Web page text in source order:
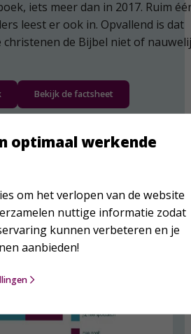
iets meer dan in 2017. Ruim
leest er ook in. Opvallend is dat
christenen de Bijbel niet of
Bekijk de factsheet
optimaal werkende
om het verlopen van de website
nuttige informatie zodat
kunnen verbeteren en je
aanbieden!